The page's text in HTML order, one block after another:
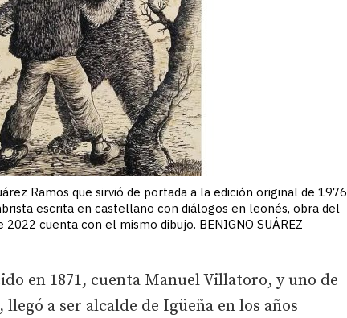
Ramos que sirvió de portada a la edición original de 1976
escrita en castellano con diálogos en leonés, obra del
cuenta con el mismo dibujo. BENIGNO SUÁREZ
en 1871, cuenta Manuel Villatoro, y uno de
a ser alcalde de Igüeña en los años